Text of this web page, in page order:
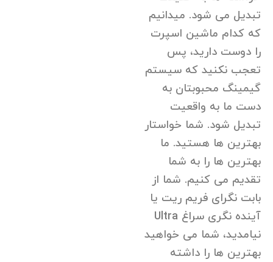
تبدیل می شود. میدانیم
که کدام ماشین اسپرت
را دوست دارید، پس
تعجب نکنید که سیستم
گیمینگ محبوبتان به
دست ما به واقعیت
تبدیل شود. شما خواستار
بهترین ها هستید. ما
بهترین ها را به شما
تقدیم می کنیم. شما از
بابت نگرای فریم ریت یا
آینده نگری سراغ Ultra
نیامدید، شما می خواهید
بهترین ها را داشته